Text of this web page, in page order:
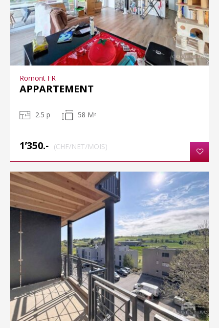
Romont FR
APPARTEMENT
2.5 p 58 M 2
1’350.- (CHF/NET/MOIS)